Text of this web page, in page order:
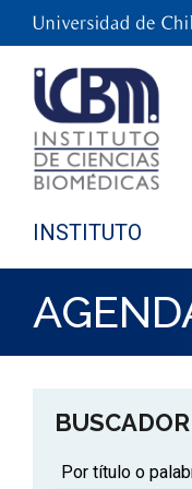
INSTITUTO
Por título o